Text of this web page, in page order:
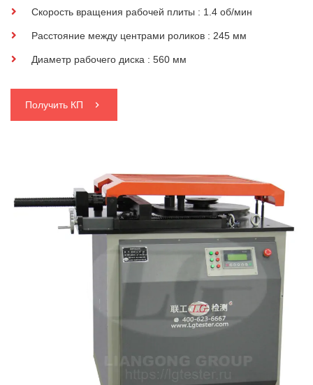
Скорость вращения рабочей плиты : 1.4 об/мин
Расстояние между центрами роликов : 245 мм
Диаметр рабочего диска : 560 мм
Получить КП